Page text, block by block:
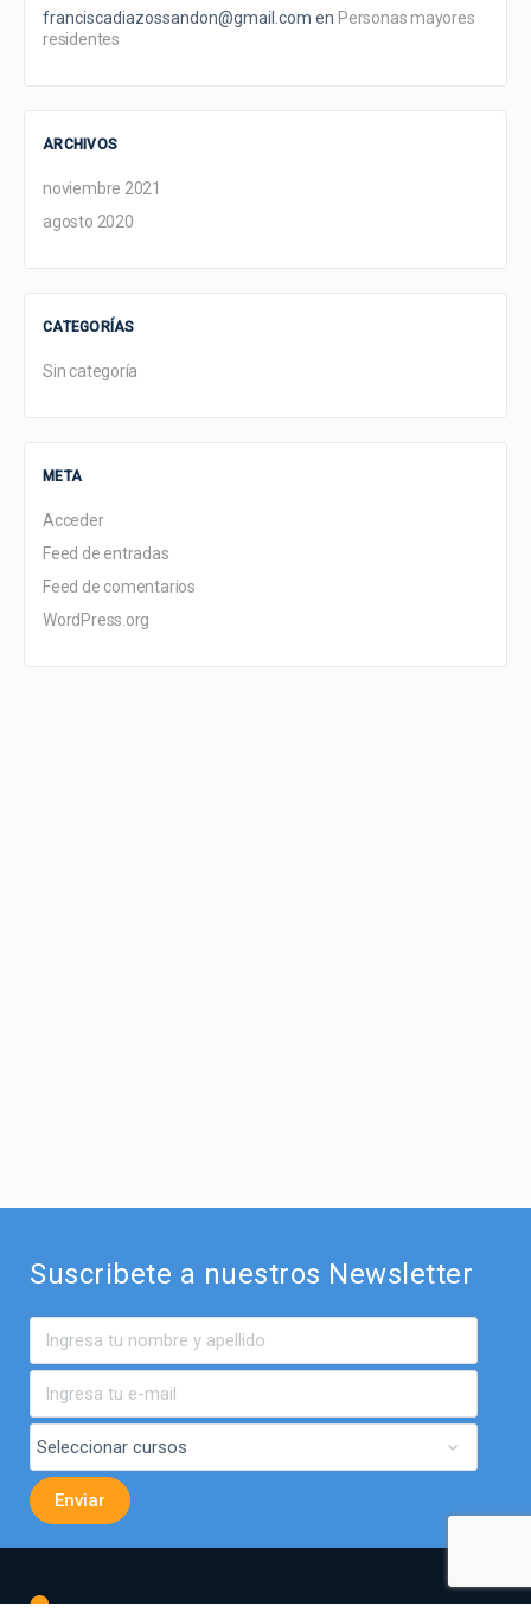
franciscadiazossandon@gmail.com en Personas mayores
residentes
ARCHIVOS
noviembre 2021
agosto 2020
CATEGORÍAS
Sin categoría
META
Acceder
Feed de entradas
Feed de comentarios
WordPress.org
Suscribete a nuestros Newsletter